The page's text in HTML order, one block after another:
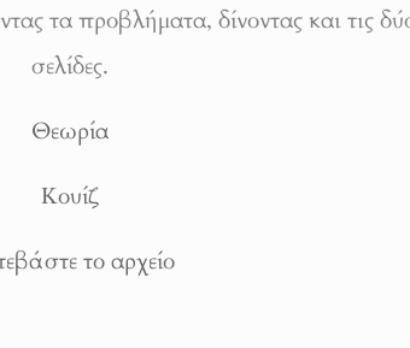
τα προβλήματα, δίνοντας και τις
σελίδες.
Θεωρία
Κουίζ
το αρχείο